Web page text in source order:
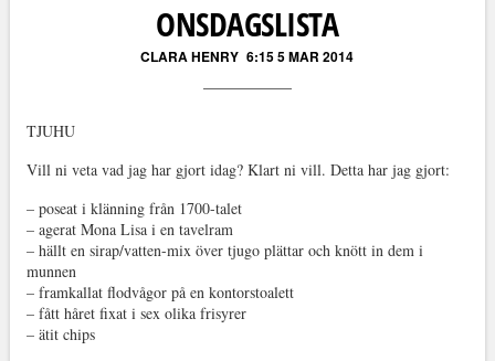
ONSDAGSLISTA
CLARA HENRY 6:15 5 MAR 2014
TJUHU
Vill ni veta vad jag har gjort idag? Klart ni vill. Detta har jag gjort:
– poseat i klänning från 1700-talet
– agerat Mona Lisa i en tavelram
– hällt en sirap/vatten-mix över tjugo plättar och knött in dem i
munnen
– framkallat flodvågor på en kontorstoalett
– fått håret fixat i sex olika frisyrer
– ätit chips